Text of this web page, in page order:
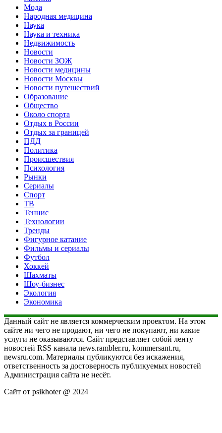
Мода
Народная медицина
Наука
Наука и техника
Недвижимость
Новости
Новости ЗОЖ
Новости медицины
Новости Москвы
Новости путешествий
Образование
Общество
Около спорта
Отдых в России
Отдых за границей
ПДД
Политика
Происшествия
Психология
Рынки
Сериалы
Спорт
ТВ
Теннис
Технологии
Тренды
Фигурное катание
Фильмы и сериалы
Футбол
Хоккей
Шахматы
Шоу-бизнес
Экология
Экономика
Данный сайт не является коммерческим проектом. На этом
сайте ни чего не продают, ни чего не покупают, ни какие
услуги не оказываются. Сайт представляет собой ленту
новостей RSS канала news.rambler.ru, kommersant.ru,
newsru.com. Материалы публикуются без искажения,
ответственность за достоверность публикуемых новостей
Администрация сайта не несёт.
Сайт от psikhoter @ 2024